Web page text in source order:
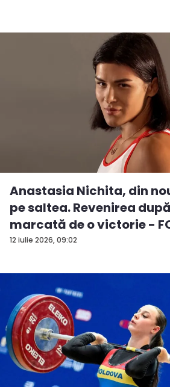
12 iulie 2026, 09:02
Anastasia Nichita, din
pe saltea. Revenirea
marcată de o victorie -